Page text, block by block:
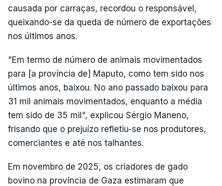
causada por carraças, recordou o responsável,
queixando-se da queda de número de exportações
nos últimos anos.
"Em termo de número de animais movimentados
para [a província de] Maputo, como tem sido nos
últimos anos, baixou. No ano passado baixou para
31 mil animais movimentados, enquanto a média
tem sido de 35 mil", explicou Sérgio Maneno,
frisando que o prejuízo refletiu-se nos produtores,
comerciantes e até nos talhantes.
Em novembro de 2025, os criadores de gado
bovino na província de Gaza estimaram que